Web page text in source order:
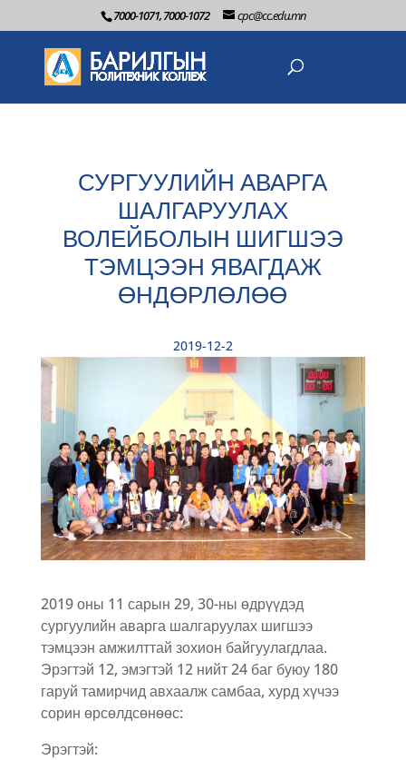
7000-1071, 7000-1072 cpc@cc.edu.mn
СУРГУУЛИЙН АВАРГА
ШАЛГАРУУЛАХ
ВОЛЕЙБОЛЫН ШИГШЭЭ
ТЭМЦЭЭН ЯВАГДАЖ
ӨНДӨРЛӨЛӨӨ
2019-12-2
2019 оны 11 сарын 29, 30-ны өдрүүдэд
сургуулийн аварга шалгаруулах шигшээ
тэмцээн амжилттай зохион байгуулагдлаа.
Эрэгтэй 12, эмэгтэй 12 нийт 24 баг буюу 180
гаруй тамирчид авхаалж самбаа, хурд хүчээ
сорин өрсөлдсөнөөс:
Эрэгтэй: